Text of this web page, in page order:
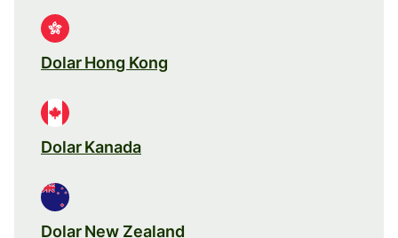
Dolar Hong Kong
Dolar Kanada
Dolar New Zealand